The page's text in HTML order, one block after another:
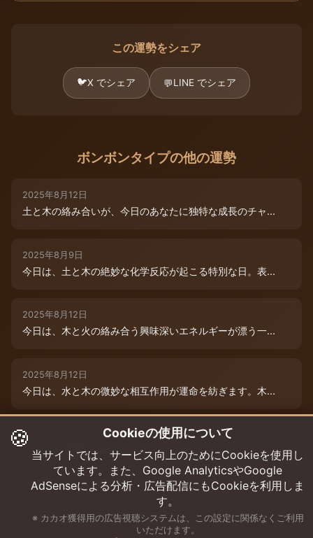
この運勢をシェア
🐦X でシェア 💬LINE でシェア
ボンボンタイプの他の運勢
2025年8月12日
土と木の絡み合いが、今日のあなたに独特な成長のチャ...
2025年8月9日
今日は、土と木の絶妙な化学反応が起こる特別な日。表...
2025年8月12日
今日は、木と火の絡み合う興味深いエネルギーが漂う一...
2025年8月12日
今日は、水と木の微妙な相互作用が運命を紡ぎます。木...
2025年8月12日
今日は、情熱的な炎のエネルギーと柔軟な木のしなやか...
🍪 Cookieの使用について
当サイトでは、サービス向上のためにCookieを使用し
ています。また、Google AnalyticsやGoogle
AdSenseによる分析・広告配信にもCookieを利用しま
す。
※ カカオ獲得用の広告視聴システムは、この設定に関係なくご利用
いただけます。